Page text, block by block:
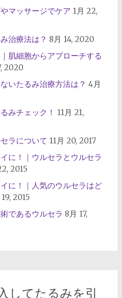
マッサージでケア 1月 22,
治療法は？ 8月 14, 2020
肌細胞からアプローチする
2020
いたるみ治療方法は？ 4月
みチェック！ 11月 21,
ラについて 11月 20, 2017
に！｜ウルセラとウルセラ
2015
に！｜人気のウルセラはど
2015
であるウルセラ 8月 17,
してたるみを引